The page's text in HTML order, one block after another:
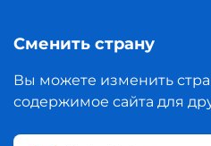
Сменить страну
Вы можете изменить
содержимое сайта для